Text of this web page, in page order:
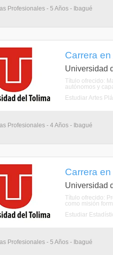
Profesionales - 5 Años - Ibagué
Carrera
Universidad
Título ofrecido:
autónomos y
Estudiar Artes
Profesionales - 4 Años - Ibagué
Carrera
Universidad
Título ofrecido:
como misión
Estudiar
Profesionales - 5 Años - Ibagué